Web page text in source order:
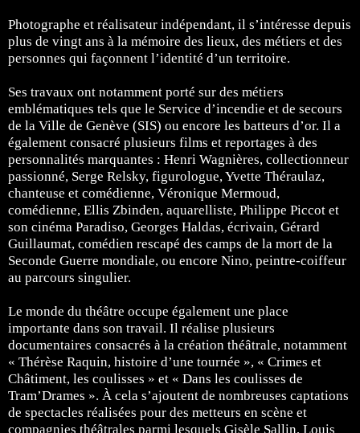
Photographe et réalisateur indépendant, il s’intéresse depuis
plus de vingt ans à la mémoire des lieux, des métiers et des
personnes qui façonnent l’identité d’un territoire.
Ses travaux ont notamment porté sur des métiers
emblématiques tels que le Service d’incendie et de secours
de la Ville de Genève (SIS) ou encore les batteurs d’or. Il a
également consacré plusieurs films et reportages à des
personnalités marquantes : Henri Wagnières, collectionneur
passionné, Serge Relsky, figurologue, Yvette Théraulaz,
chanteuse et comédienne, Véronique Mermoud,
comédienne, Ellis Zbinden, aquarelliste, Philippe Piccot et
son cinéma Paradiso, Georges Haldas, écrivain, Gérard
Guillaumat, comédien rescapé des camps de la mort de la
Seconde Guerre mondiale, ou encore Nino, peintre-coiffeur
au parcours singulier.
Le monde du théâtre occupe également une place
importante dans son travail. Il réalise plusieurs
documentaires consacrés à la création théâtrale, notamment
« Thérèse Raquin, histoire d’une tournée », « Crimes et
Châtiment, les coulisses » et « Dans les coulisses de
Tram’Drames ». À cela s’ajoutent de nombreuses captations
de spectacles réalisées pour des metteurs en scène et
compagnies théâtrales parmi lesquels Gisèle Sallin, Louis